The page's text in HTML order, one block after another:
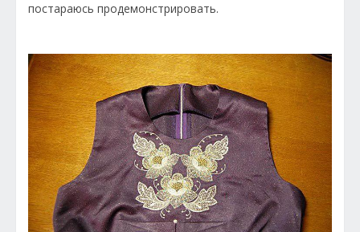
постараюсь продемонстрировать.